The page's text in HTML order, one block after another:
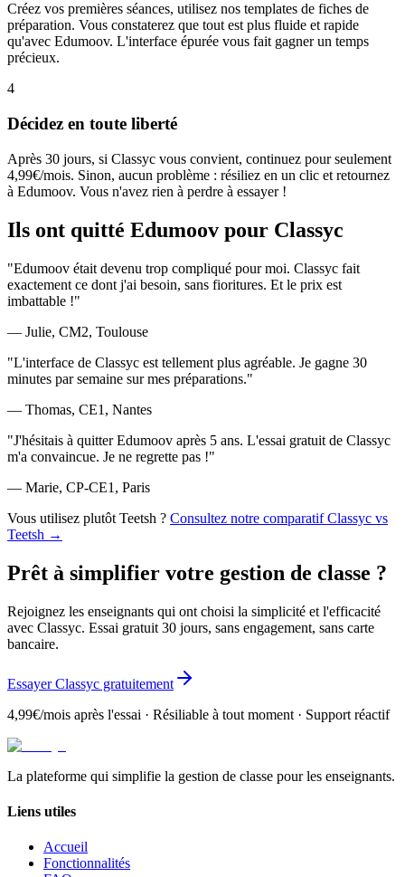
Créez vos premières séances, utilisez nos templates de fiches de
préparation. Vous constaterez que tout est plus fluide et rapide
qu'avec Edumoov. L'interface épurée vous fait gagner un temps
précieux.
4
Décidez en toute liberté
Après 30 jours, si Classyc vous convient, continuez pour seulement
4,99€/mois. Sinon, aucun problème : résiliez en un clic et retournez
à Edumoov. Vous n'avez rien à perdre à essayer !
Ils ont quitté Edumoov pour Classyc
"Edumoov était devenu trop compliqué pour moi. Classyc fait
exactement ce dont j'ai besoin, sans fioritures. Et le prix est
imbattable !"
— Julie, CM2, Toulouse
"L'interface de Classyc est tellement plus agréable. Je gagne 30
minutes par semaine sur mes préparations."
— Thomas, CE1, Nantes
"J'hésitais à quitter Edumoov après 5 ans. L'essai gratuit de Classyc
m'a convaincue. Je ne regrette pas !"
— Marie, CP-CE1, Paris
Vous utilisez plutôt Teetsh ? Consultez notre comparatif Classyc vs
Teetsh →
Prêt à simplifier votre gestion de classe ?
Rejoignez les enseignants qui ont choisi la simplicité et l'efficacité
avec Classyc. Essai gratuit 30 jours, sans engagement, sans carte
bancaire.
Essayer Classyc gratuitement
4,99€/mois après l'essai · Résiliable à tout moment · Support réactif
La plateforme qui simplifie la gestion de classe pour les enseignants.
Liens utiles
Accueil
Fonctionnalités